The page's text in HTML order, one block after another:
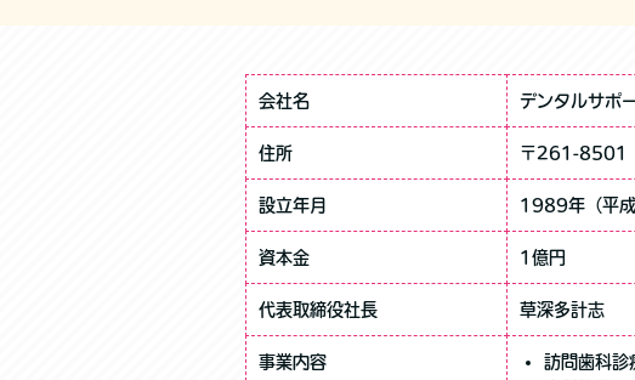
会社名 デンタルサポ
住所 〒261-8501
設立年月 1989年（平
資本金 1億円
代表取締役社長 草深多計志
事業内容
訪問歯科診